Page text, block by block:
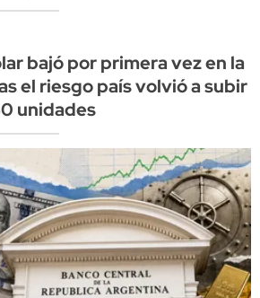
bajó por primera vez en la
el riesgo país volvió a subir
unidades